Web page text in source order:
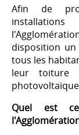
Afin de
disposition
tous les
leur toiture
Quel est